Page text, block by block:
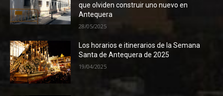
que olviden construir uno nuevo en
Antequera
28/05/2025
Los horarios e itinerarios de la Semana
Santa de Antequera de 2025
19/04/2025